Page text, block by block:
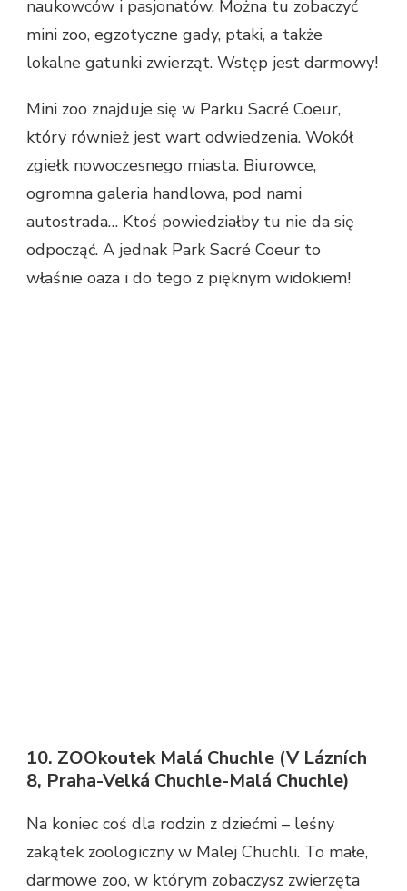
naukowców i pasjonatów. Można tu zobaczyć
mini zoo, egzotyczne gady, ptaki, a także
lokalne gatunki zwierząt. Wstęp jest darmowy!
Mini zoo znajduje się w Parku Sacré Coeur,
który również jest wart odwiedzenia. Wokół
zgiełk nowoczesnego miasta. Biurowce,
ogromna galeria handlowa, pod nami
autostrada… Ktoś powiedziałby tu nie da się
odpocząć. A jednak Park Sacré Coeur to
właśnie oaza i do tego z pięknym widokiem!
10. ZOOkoutek Malá Chuchle (V Lázních
8, Praha-Velká Chuchle-Malá Chuchle)
Na koniec coś dla rodzin z dziećmi – leśny
zakątek zoologiczny w Malej Chuchli. To małe,
darmowe zoo, w którym zobaczysz zwierzęta